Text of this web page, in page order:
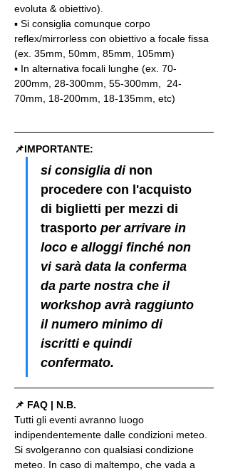
evoluta & obiettivo).
▪️ Si consiglia comunque corpo
reflex/mirrorless con obiettivo a focale fissa
(ex. 35mm, 50mm, 85mm, 105mm)
▪️ In alternativa focali lunghe (ex. 70-
200mm, 28-300mm, 55-300mm,  24-
70mm, 18-200mm, 18-135mm, etc)
📌IMPORTANTE:
si consiglia di non
procedere con l'acquisto
di biglietti per mezzi di
trasporto per arrivare in
loco e alloggi finché non
vi sarà data la conferma
da parte nostra che il
workshop avrà raggiunto
il numero minimo di
iscritti e quindi
confermato.
📌 FAQ | N.B.
Tutti gli eventi avranno luogo
indipendentemente dalle condizioni meteo.
Si svolgeranno con qualsiasi condizione
meteo. In caso di maltempo, che vada a